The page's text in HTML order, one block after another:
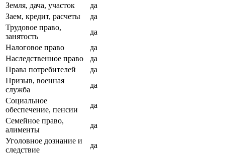
Земля, дача, участок
да
Заем, кредит, расчеты
да
Трудовое право,
занятость
да
Налоговое право
да
Наследственное право
да
Права потребителей
да
Призыв, военная
служба
да
Социальное
обеспечение, пенсии
да
Семейное право,
алименты
да
Уголовное дознание и
следствие
да